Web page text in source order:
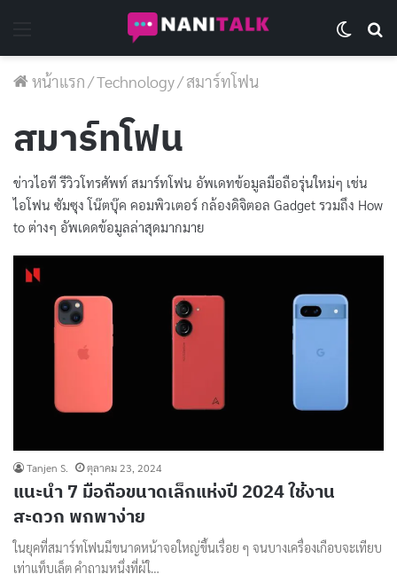
หน้าแรก/Technology/สมาร์ทโฟน
สมาร์ทโฟน
ข่าวไอที รีวิวโทรศัพท์ สมาร์ทโฟน อัพเดทข้อมูลมือถือรุ่นใหม่ๆ เช่น
ไอโฟน ซัมซุง โน๊ตบุ๊ค คอมพิวเตอร์ กล้องดิจิตอล Gadget รวมถึง How
to ต่างๆ อัพเดดข้อมูลล่าสุดมากมาย
Tanjen S. ตุลาคม 23, 2024
แนะนำ 7 มือถือขนาดเล็กแห่งปี 2024 ใช้งาน
สะดวก พกพาง่าย
ในยุคที่สมาร์ทโฟนมีขนาดหน้าจอใหญ่ขึ้นเรื่อย ๆ จนบางเครื่องเกือบจะเทียบ
เท่าแท็บเล็ต คำถามหนึ่งที่ผู้ใ…